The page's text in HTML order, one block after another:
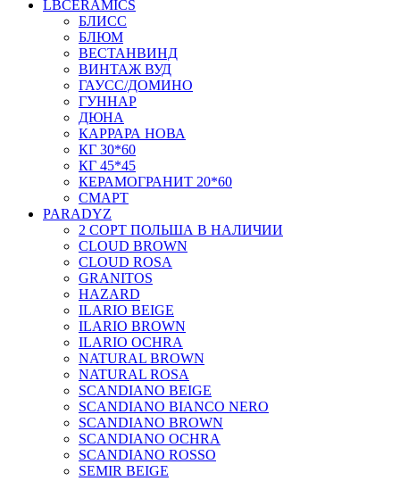
LBCERAMICS
БЛИСС
БЛЮМ
ВЕСТАНВИНД
ВИНТАЖ ВУД
ГАУСС/ДОМИНО
ГУННАР
ДЮНА
КАРРАРА НОВА
КГ 30*60
КГ 45*45
КЕРАМОГРАНИТ 20*60
СМАРТ
PARADYZ
2 СОРТ ПОЛЬША В НАЛИЧИИ
CLOUD BROWN
CLOUD ROSA
GRANITOS
HAZARD
ILARIO BEIGE
ILARIO BROWN
ILARIO OCHRA
NATURAL BROWN
NATURAL ROSA
SCANDIANO BEIGE
SCANDIANO BIANCO NERO
SCANDIANO BROWN
SCANDIANO OCHRA
SCANDIANO ROSSO
SEMIR BEIGE